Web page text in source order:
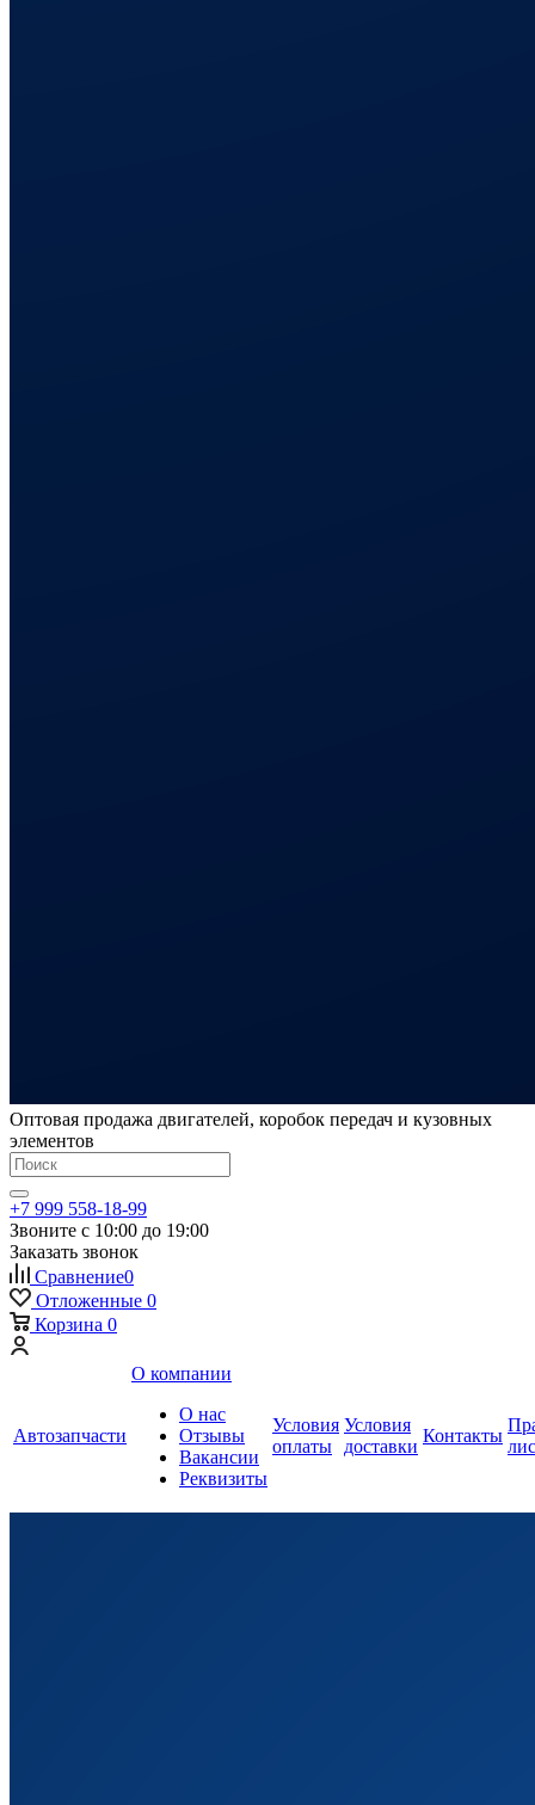
Оптовая продажа двигателей, коробок передач и кузовных
элементов
+7 999 558-18-99
Звоните с 10:00 до 19:00
Заказать звонок
Сравнение0
Отложенные 0
Корзина 0
Автозапчасти
О компании
О нас
Отзывы
Вакансии
Реквизиты
Условия
оплаты
Условия
доставки
Контакты